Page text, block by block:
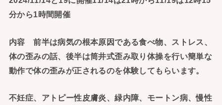
分から1時間開催
内容 前半は病気の根本原因である食べ物、ストレス、
体の歪みの話、後半は筒井式歪み取り体操を行い簡単な
動作で体の歪みが正されるのを体験してもらいます。
不妊症、アトピー性皮膚炎、緑内障、モートン病、慢性